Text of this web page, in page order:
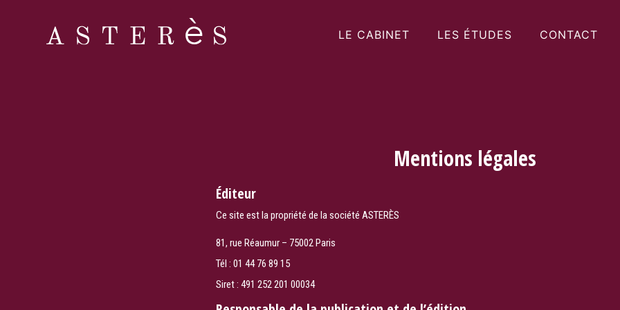
LE CABINET LES ÉTUDES CONTACT
Mentions légales
Éditeur
Ce site est la propriété de la société ASTERÈS
81, rue Réaumur – 75002 Paris
Tél : 01 44 76 89 15
Siret : 491 252 201 00034